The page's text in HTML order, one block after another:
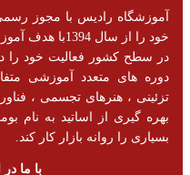
آموزشگاه رادیس با مجوز
خود را از سال
در سطح کشور فعالیت خود را
دوره های متعدد آموزشی
تزئینی ، هنرهای تجسمی ،
بهره گیری از اساتید به نام
بسیاری را روانه بازار کار کند.
با ما